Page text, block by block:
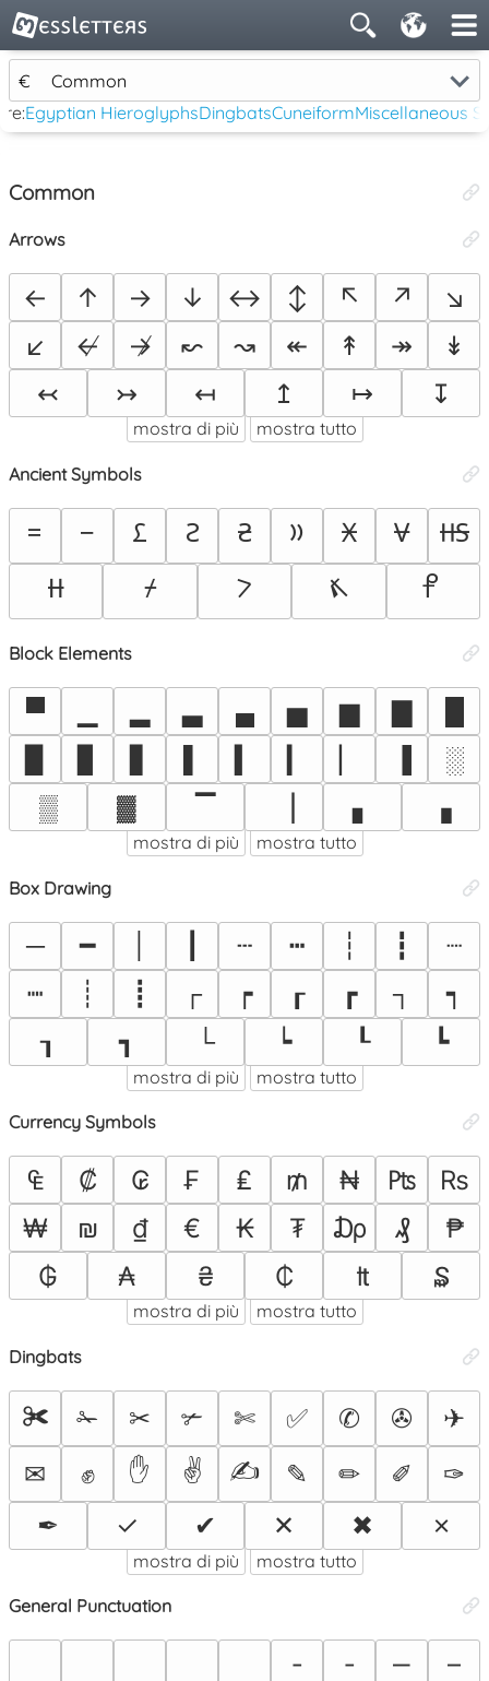
€
Common
Egyptian HieroglyphsDingbatsCuneiformMiscellaneous
Common
Arrows
← ↑ → ↓ ↔ ↕ ↖ ↗
↘
↙
↚ ↛ ↜ ↝ ↞ ↟ ↠
↡
↢
↣ ↤ ↥ ↦ ↧
mostra di più mostra tutto
Ancient Symbols
𐆐 𐆑 𐆒 𐆓 𐆔 𐆕 𐆖 𐆗
𐆘
𐆙
𐆚 𐆛 𐆜 𐆠
Block Elements
▀ ▂ ▃ ▄ ▅ ▆ ▇
░
▒
▓ ▖ ▗
mostra di più mostra tutto
Box Drawing
─ ━ ┄ ┅ ┆ ┇
┈
┉
┊ ┋ ┌ ┍ ┎ ┏ ┐
┑
┒
┓ └ ┕ ┖ ┗
mostra di più mostra tutto
Currency Symbols
₠ ₡ ₢ ₣ ₤ ₥ ₦ ₧
₨
₩
₪ ₫ € ₭ ₮ ₯ ₰
₱
₲
₳ ₴ ₵ ₶ ₷
mostra di più mostra tutto
Dingbats
✀ ✁ ✂ ✃ ✄ ✅ ✆ ✇
✈
✉
✊ ✋ ✌ ✍ ✎ ✏ ✐
✑
✒
✓ ✔ ✕ ✖ ✗
mostra di più mostra tutto
General Punctuation
‐ ‑ ‒
–